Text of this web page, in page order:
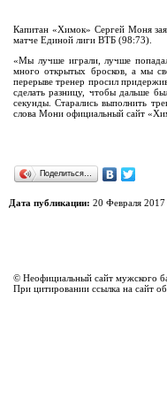
Капитан «Химок» Сергей Моня
матче Единой лиги ВТБ (98:73).
«Мы лучше играли, лучше
много открытых бросков, а мы
перерыве тренер просил
сделать разницу, чтобы дальше
секунды. Старались выполнить
слова Мони официальный сайт
Поделиться…
Дата публикации: 20 Февраля 2017
© Неофициальный сайт мужского
При цитировании ссылка на сайт